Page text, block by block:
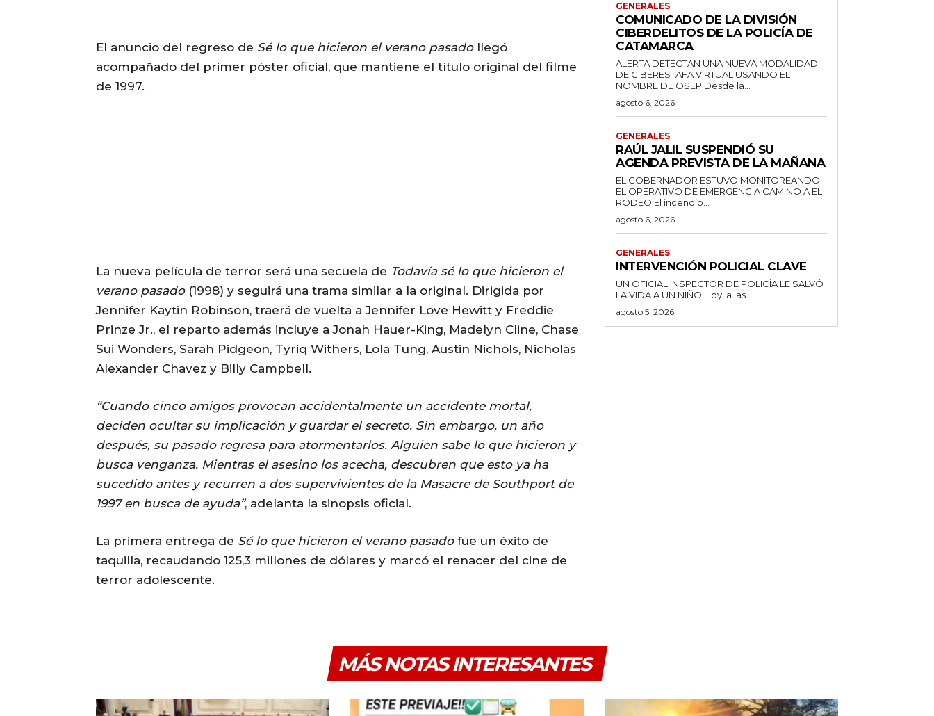
El anuncio del regreso de Sé lo que hicieron el verano pasadollegó
acompañado del primer póster oficial, que mantiene el título original del filme
de 1997.
La nueva película de terror será una secuela de Todavía sé lo que hicieron el
verano pasado(1998) y seguirá una trama similar a la original. Dirigida por
Jennifer Kaytin Robinson, traerá de vuelta a Jennifer Love Hewitt y Freddie
Prinze Jr., el reparto además incluye a Jonah Hauer-King, Madelyn Cline, Chase
Sui Wonders, Sarah Pidgeon, Tyriq Withers, Lola Tung, Austin Nichols, Nicholas
Alexander Chavez y Billy Campbell.
“Cuando cinco amigos provocan accidentalmente un accidente mortal,
deciden ocultar su implicación y guardar el secreto. Sin embargo, un año
después, su pasado regresa para atormentarlos. Alguien sabe lo que hicieron y
busca venganza. Mientras el asesino los acecha, descubren que esto ya ha
sucedido antes y recurren a dos supervivientes de la Masacre de Southport de
1997 en busca de ayuda”, adelanta la sinopsis oficial.
La primera entrega de Sé lo que hicieron el verano pasadofue un éxito de
taquilla, recaudando 125,3 millones de dólares y marcó el renacer del cine de
terror adolescente.
GENERALES
COMUNICADO DE LA DIVISIÓN
CIBERDELITOS DE LA POLICÍA DE
CATAMARCA
ALERTA DETECTAN UNA NUEVA MODALIDAD
DE CIBERESTAFA VIRTUAL USANDO EL
NOMBRE DE OSEP Desde la...
agosto 6, 2026
GENERALES
RAÚL JALIL SUSPENDIÓ SU
AGENDA PREVISTA DE LA MAÑANA
EL GOBERNADOR ESTUVO MONITOREANDO
EL OPERATIVO DE EMERGENCIA CAMINO A EL
RODEO El incendio...
agosto 6, 2026
GENERALES
INTERVENCIÓN POLICIAL CLAVE
UN OFICIAL INSPECTOR DE POLICÍA LE SALVÓ
LA VIDA A UN NIÑO Hoy, a las...
agosto 5, 2026
MÁS NOTAS INTERESANTES